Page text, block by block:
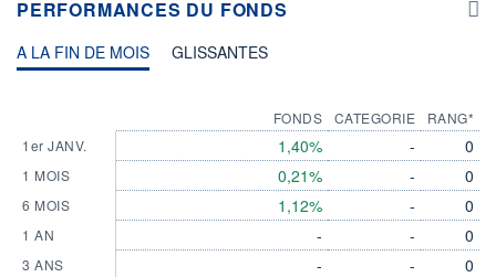
PERFORMANCES DU FONDS
A LA FIN DE MOIS GLISSANTES
1er JANV.
1 MOIS
6 MOIS
1 AN
3 ANS
FONDS
1,40%
0,21%
1,12%
-
-
CATEGORIE
-
-
-
-
-
RANG*
0
0
0
0
0